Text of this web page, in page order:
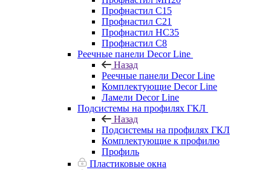
Профнастил С15
Профнастил С21
Профнастил НС35
Профнастил С8
Реечные панели Decor Line
Назад
Реечные панели Decor Line
Комплектующие Decor Line
Ламели Decor Line
Подсистемы на профилях ГКЛ
Назад
Подсистемы на профилях ГКЛ
Комплектующие к профилю
Профиль
Пластиковые окна